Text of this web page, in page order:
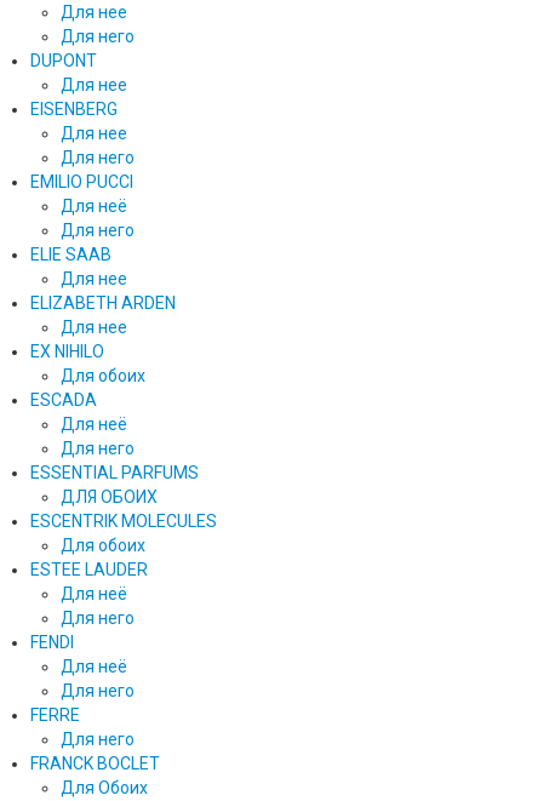
Для нее
Для него
DUPONT
Для нее
EISENBERG
Для нее
Для него
EMILIO PUCCI
Для неё
Для него
ELIE SAAB
Для нее
ELIZABETH ARDEN
Для нее
EX NIHILO
Для обоих
ESCADA
Для неё
Для него
ESSENTIAL PARFUMS
ДЛЯ ОБОИХ
ESCENTRIK MOLECULES
Для обоих
ESTEE LAUDER
Для неё
Для него
FENDI
Для неё
Для него
FERRE
Для него
FRANCK BOCLET
Для Обоих